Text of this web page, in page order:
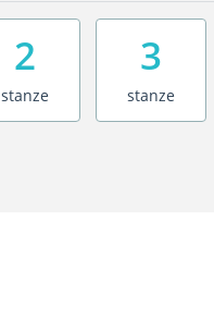
2
stanze
3
stanze